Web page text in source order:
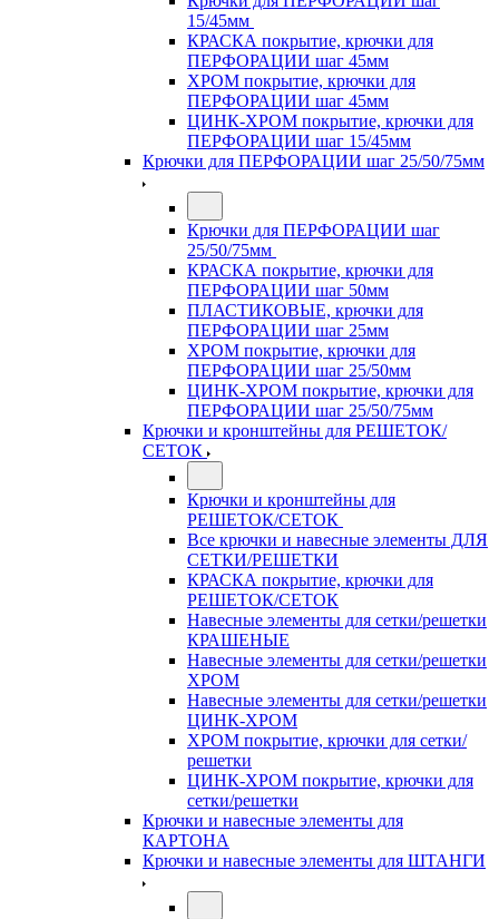
15/45мм
КРАСКА покрытие, крючки для
ПЕРФОРАЦИИ шаг 45мм
ХРОМ покрытие, крючки для
ПЕРФОРАЦИИ шаг 45мм
ЦИНК-ХРОМ покрытие, крючки для
ПЕРФОРАЦИИ шаг 15/45мм
Крючки для ПЕРФОРАЦИИ шаг 25/50/75мм
Крючки для ПЕРФОРАЦИИ шаг
25/50/75мм
КРАСКА покрытие, крючки для
ПЕРФОРАЦИИ шаг 50мм
ПЛАСТИКОВЫЕ, крючки для
ПЕРФОРАЦИИ шаг 25мм
ХРОМ покрытие, крючки для
ПЕРФОРАЦИИ шаг 25/50мм
ЦИНК-ХРОМ покрытие, крючки для
ПЕРФОРАЦИИ шаг 25/50/75мм
Крючки и кронштейны для РЕШЕТОК/
СЕТОК
Крючки и кронштейны для
РЕШЕТОК/СЕТОК
Все крючки и навесные элементы ДЛЯ
СЕТКИ/РЕШЕТКИ
КРАСКА покрытие, крючки для
РЕШЕТОК/СЕТОК
Навесные элементы для сетки/решетки
КРАШЕНЫЕ
Навесные элементы для сетки/решетки
ХРОМ
Навесные элементы для сетки/решетки
ЦИНК-ХРОМ
ХРОМ покрытие, крючки для сетки/
решетки
ЦИНК-ХРОМ покрытие, крючки для
сетки/решетки
Крючки и навесные элементы для
КАРТОНА
Крючки и навесные элементы для ШТАНГИ